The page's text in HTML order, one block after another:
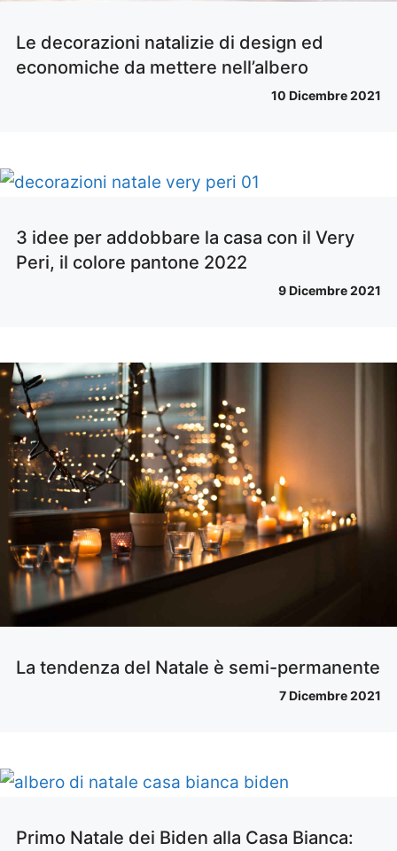
Le decorazioni natalizie di design ed
economiche da mettere nell’albero
10 Dicembre 2021
3 idee per addobbare la casa con il Very
Peri, il colore pantone 2022
9 Dicembre 2021
La tendenza del Natale è semi-permanente
7 Dicembre 2021
Primo Natale dei Biden alla Casa Bianca: